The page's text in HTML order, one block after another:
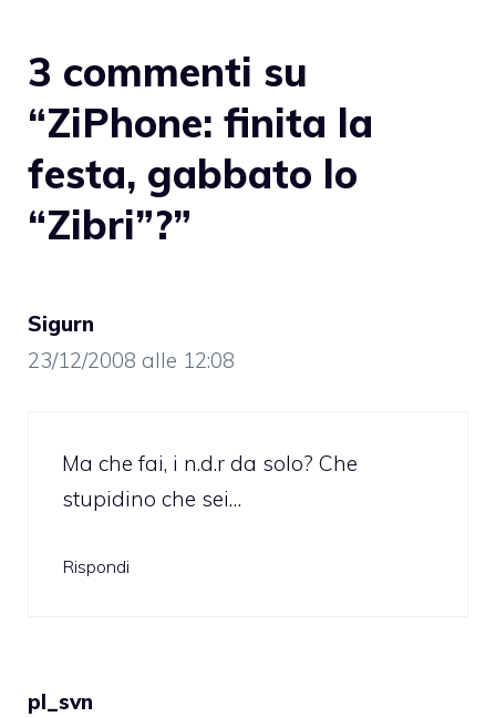
3 commenti su
“ZiPhone: finita la
festa, gabbato lo
“Zibri”?”
Sigurn
23/12/2008 alle 12:08
Ma che fai, i n.d.r da solo? Che
stupidino che sei…
Rispondi
pl_svn